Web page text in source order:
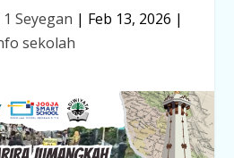
Seyegan | Feb 13, 2026 |
sekolah